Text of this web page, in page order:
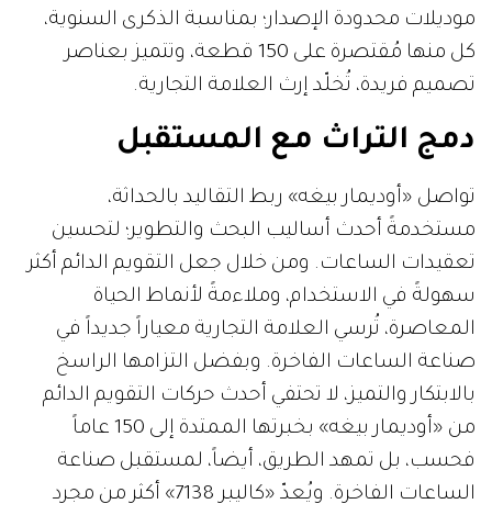
موديلات محدودة الإصدار؛ بمناسبة الذكرى السنوية،
كل منها مُقتصرة على 150 قطعة، وتتميز بعناصر
تصميم فريدة، تُخلّد إرث العلامة التجارية.
دمج التراث مع المستقبل
تواصل «أوديمار بيغه» ربط التقاليد بالحداثة،
مستخدمةً أحدث أساليب البحث والتطوير؛ لتحسين
تعقيدات الساعات. ومن خلال جعل التقويم الدائم أكثر
سهولةً في الاستخدام، وملاءمةً لأنماط الحياة
المعاصرة، تُرسي العلامة التجارية معياراً جديداً في
صناعة الساعات الفاخرة. وبفضل التزامها الراسخ
بالابتكار والتميز، لا تحتفي أحدث حركات التقويم الدائم
من «أوديمار بيغه» بخبرتها الممتدة إلى 150 عاماً
فحسب، بل تمهد الطريق، أيضاً، لمستقبل صناعة
الساعات الفاخرة. ويُعدّ «كاليبر 7138» أكثر من مجرد